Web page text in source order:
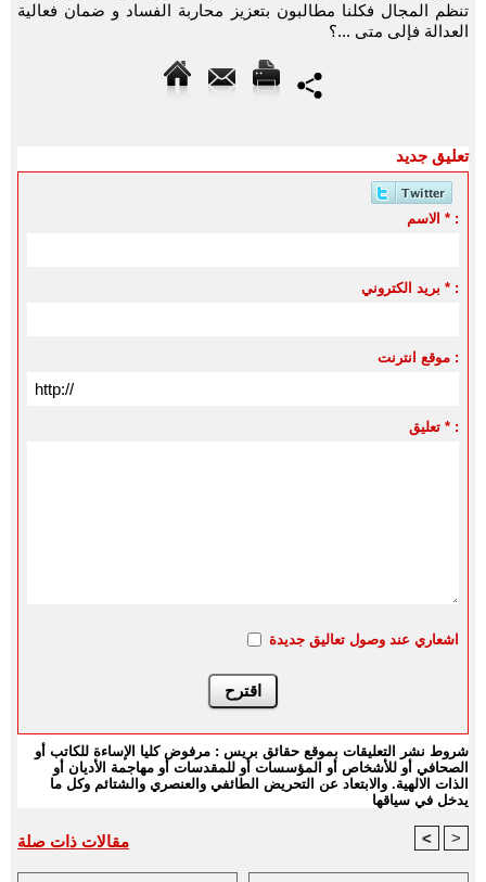
تنظم المجال فكلنا مطالبون بتعزيز محاربة الفساد و ضمان فعالية
العدالة فإلى متى ...؟
تعليق جديد
الاسم * :
بريد الكتروني * :
موقع انترنت :
تعليق * :
اشعاري عند وصول تعاليق جديدة
شروط نشر التعليقات بموقع حقائق بريس : مرفوض كليا الإساءة للكاتب أو
الصحافي أو للأشخاص أو المؤسسات أو للمقدسات أو مهاجمة الأديان أو
الذات الالهية. والابتعاد عن التحريض الطائفي والعنصري والشتائم وكل ما
يدخل في سياقها
مقالات ذات صلة < >